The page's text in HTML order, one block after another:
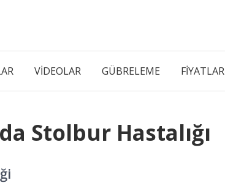
VİDEOLAR GÜBRELEME FİYATLAR
Stolbur Hastalığı